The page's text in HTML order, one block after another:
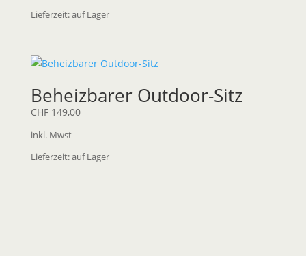
Lieferzeit:auf Lager
Beheizbarer Outdoor-Sitz
CHF149,00
inkl. Mwst
Lieferzeit:auf Lager